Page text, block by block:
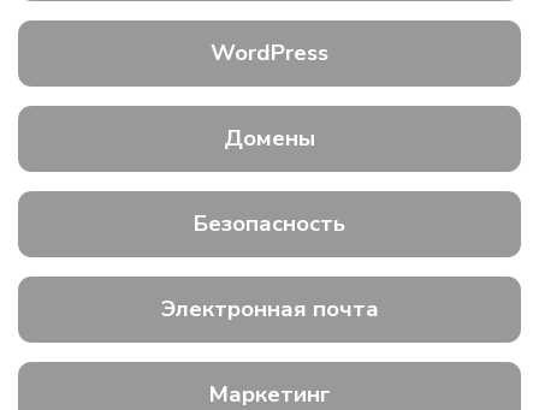
WordPress
Домены
Безопасность
Электронная почта
Маркетинг